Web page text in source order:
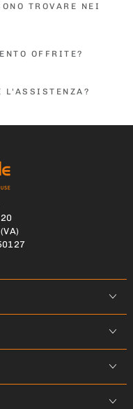
TROVARE NEI
OFFRITE?
L'ASSISTENZA?